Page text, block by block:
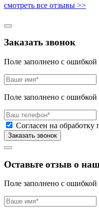
смотреть все отзывы >>
Заказать звонок
Поле заполнено с ошибкой
Поле заполнено с ошибкой
Согласен на
Оставьте отзыв о
Поле заполнено с ошибкой